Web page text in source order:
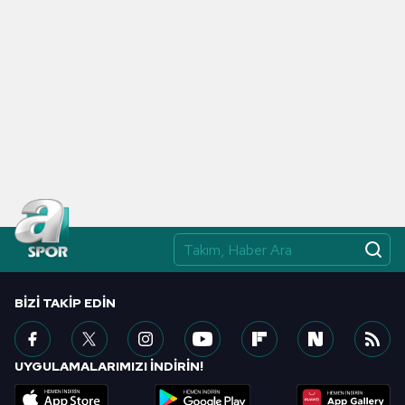
BIZI TAKIP EDIN
UYGULAMALARIMIZI İNDİRİN!